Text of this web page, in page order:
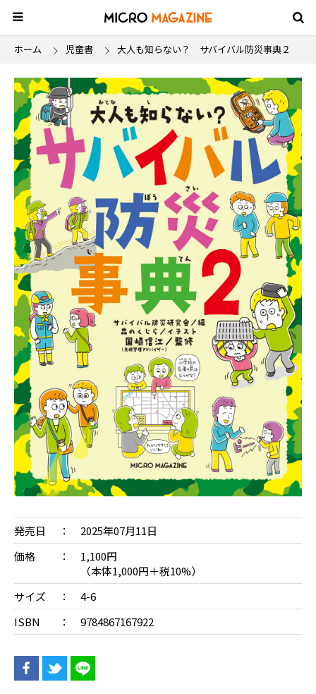
ホーム 児童書 大人も知らない？ サバイバル防災事典２
発売日
2025年07月11日
価格
1,100円
（本体1,000円＋税10%）
サイズ
4-6
ISBN
9784867167922